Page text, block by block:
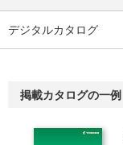
デジタルカタログ
掲載カタログの一例